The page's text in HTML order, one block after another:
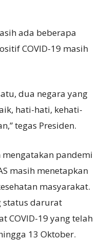
ada beberapa
COVID-19 masih
dua negara yang
hati-hati, kehati-
tegas Presiden.
mengatakan pandemi
masih menetapkan
masyarakat.
status darurat
COVID-19 yang telah
13 Oktober.